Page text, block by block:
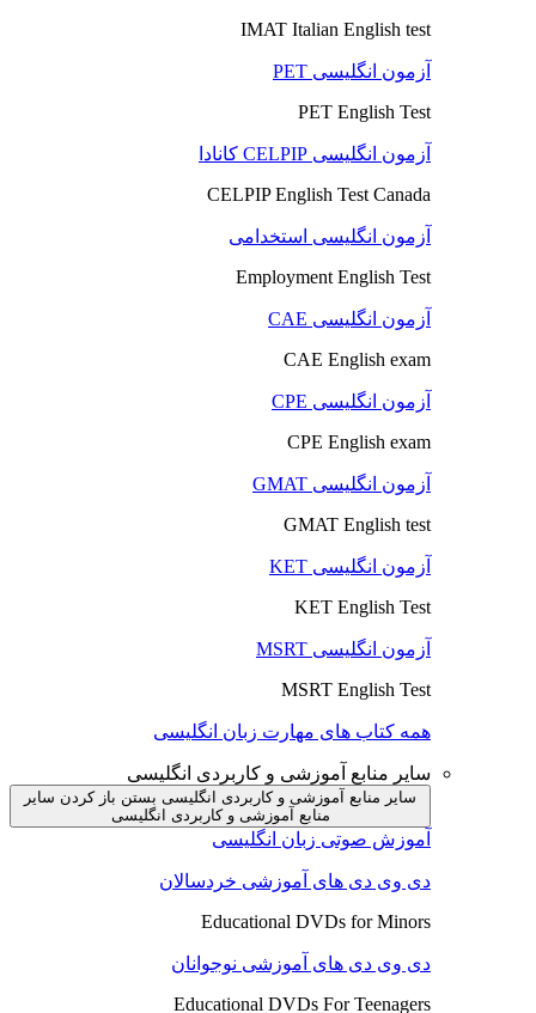
IMAT Italian English test
آزمون انگلیسی PET
PET English Test
آزمون انگلیسی CELPIP کانادا
CELPIP English Test Canada
آزمون انگلیسی استخدامی
Employment English Test
آزمون انگلیسی CAE
CAE English exam
آزمون انگلیسی CPE
CPE English exam
آزمون انگلیسی GMAT
GMAT English test
آزمون انگلیسی KET
KET English Test
آزمون انگلیسی MSRT
MSRT English Test
همه کتاب های مهارت زبان انگلیسی
سایر منابع آموزشی و کاربردی انگلیسی
سایر منابع آموزشی و کاربردی انگلیسی بستن باز کردن سایر
منابع آموزشی و کاربردی انگلیسی
آموزش صوتی زبان انگلیسی
دی وی دی های آموزشی خردسالان
Educational DVDs for Minors
دی وی دی های آموزشی نوجوانان
Educational DVDs For Teenagers